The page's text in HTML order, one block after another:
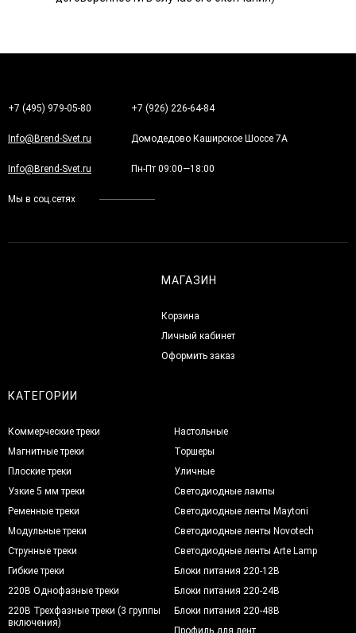
+7 (495) 979-05-80 +7 (926) 226-64-84
Info@Brend-Svet.ru Домодедово Каширское Шоссе 7А
Info@Brend-Svet.ru Пн-Пт 09:00—18:00
Мы в соц.сетях
МАГАЗИН
Корзина
Личный кабинет
Оформить заказ
КАТЕГОРИИ
Коммерческие треки
Магнитные треки
Плоские треки
Узкие 5 мм треки
Ременные треки
Модульные треки
Струнные треки
Гибкие треки
220В Однофазные треки
220В Трехфазные треки (3 группы
включения)
Настольные
Торшеры
Уличные
Светодиодные лампы
Светодиодные ленты Maytoni
Светодиодные ленты Novotech
Светодиодные ленты Arte Lamp
Блоки питания 220-12В
Блоки питания 220-24В
Блоки питания 220-48В
Профиль для лент